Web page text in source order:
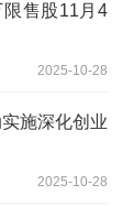
售股11月4
2025-10-28
施深化创业
2025-10-28